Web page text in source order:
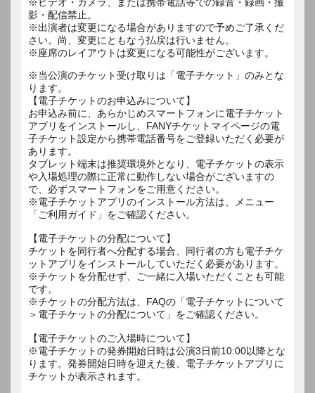
影・配信禁止。
※出演者は変更になる場合がありますので予めご了承くだ
さい。尚、変更にともなう払戻は行いません。
※座席のレイアウトは変更になる可能性がございます。
※当公演のチケット受け取りは「電子チケット」のみとな
ります。
【電子チケットのお申込みについて】
お申込み前に、あらかじめスマートフォンに電子チケット
アプリをインストールし、FANYチケットマイページの電
子チケット設定から携帯電話番号をご登録いただく必要が
あります。
タブレット端末は推奨環境外となり、電子チケットの表示
や入場処理の際に正常に動作しない場合がございますの
で、必ずスマートフォンをご用意ください。
※電子チケットアプリのインストール方法は、メニュー
「ご利用ガイド」をご確認ください。
【電子チケットの分配について】
チケットを同行者へ分配する場合、同行者の方も電子チケ
ットアプリをインストールしていただく必要があります。
※チケットを分配せず、ご一緒に入場いただくことも可能
です。
※チケットの分配方法は、FAQの「電子チケットについて
＞電子チケットの分配について」をご確認ください。
【電子チケットのご入場時について】
※電子チケットの発券開始日時は公演3日前10:00以降とな
ります。発券開始日時を迎えた後、電子チケットアプリに
チケットが表示されます。